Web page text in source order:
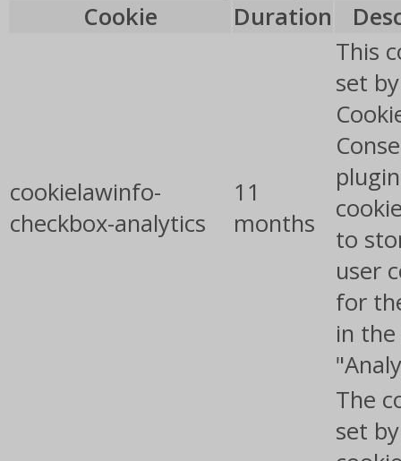
Cookie
Duration
cookielawinfo-
checkbox-analytics
11
months
This
set
to
user
for
in
The
set